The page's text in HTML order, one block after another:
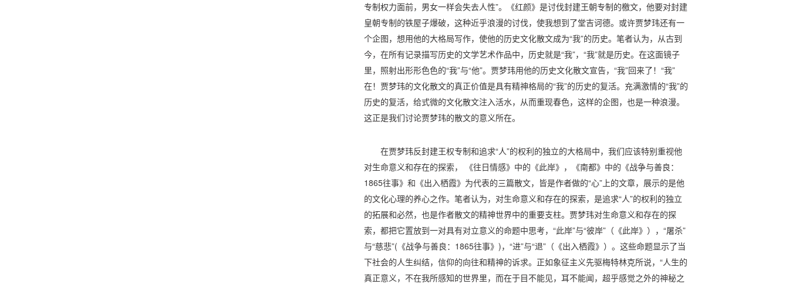
专制权力面前，男女一样会失去人性”。《红颜》是讨伐封建王朝专制的檄文，他要对封建
皇朝专制的铁屋子爆破，这种近乎浪漫的讨伐，使我想到了堂吉诃德。或许贾梦玮还有一
个企图，想用他的大格局写作，使他的历史文化散文成为“我”的历史。笔者认为，从古到
今，在所有记录描写历史的文学艺术作品中，历史就是“我”，“我”就是历史。在这面镜子
里，照射出形形色色的“我”与“他”。贾梦玮用他的历史文化散文宣告，“我”回来了！“我”
在！贾梦玮的文化散文的真正价值是具有精神格局的“我”的历史的复活。充满激情的“我”的
历史的复活，给式微的文化散文注入活水，从而重现春色，这样的企图，也是一种浪漫。
这正是我们讨论贾梦玮的散文的意义所在。
在贾梦玮反封建王权专制和追求“人”的权利的独立的大格局中，我们应该特别重视他
对生命意义和存在的探索， 《往日情感》中的《此岸》，《南都》中的《战争与善良：
1865往事》和《出入栖霞》为代表的三篇散文，皆是作者做的“心”上的文章，展示的是他
的文化心理的养心之作。笔者认为，对生命意义和存在的探索，是追求“人”的权利的独立
的拓展和必然，也是作者散文的精神世界中的重要支柱。贾梦玮对生命意义和存在的探
索，都把它置放到一对具有对立意义的命题中思考，“此岸”与“彼岸”（《此岸》），“屠杀”
与“慈悲”(《战争与善良：1865往事》)，“进”与“退”（《出入栖霞》）。这些命题显示了当
下社会的人生纠结，信仰的向往和精神的诉求。正如象征主义先驱梅特林克所说，“人生的
真正意义，不在我所感知的世界里，而在于目不能见，耳不能闻，超乎感觉之外的神秘之